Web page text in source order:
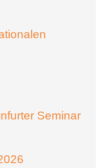
Seminar